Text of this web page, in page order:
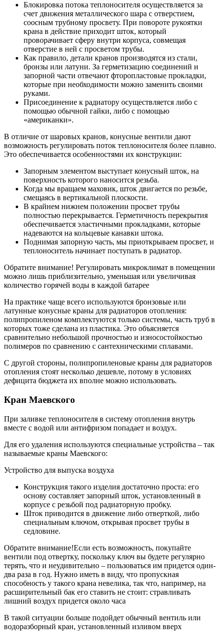
Блокировка потока теплоносителя осуществляется за
счет движения металлического шара с отверстием,
соосным трубному просвету. При повороте рукоятки
крана в действие приходит шток, который
проворачивает сферу внутри корпуса, совмещая
отверстие в ней с просветом трубы.
Как правило, детали кранов производятся из стали,
бронзы или латуни. За герметизацию соединений и
запорной части отвечают фторопластовые прокладки,
которые при необходимости можно заменить своими
руками.
Присоединение к радиатору осуществляется либо с
помощью обычной гайки, либо с помощью
«американки».
В отличие от шаровых кранов, конусные вентили дают
возможность регулировать поток теплоносителя более плавно.
Это обеспечивается особенностями их конструкции:
Запорным элементом выступает конусный шток, на
поверхность которого наносится резьба.
Когда мы вращаем маховик, шток двигается по резьбе,
смещаясь в вертикальной плоскости.
В крайнем нижнем положении просвет трубы
полностью перекрывается. Герметичность перекрытия
обеспечивается эластичными прокладками, которые
надеваются на кольцевые канавки штока.
Поднимая запорную часть, мы приоткрываем просвет, и
теплоноситель начинает поступать в радиатор.
Обратите внимание! Регулировать микроклимат в помещении
можно лишь приблизительно, уменьшая или увеличивая
количество горячей воды в каждой батарее
На практике чаще всего используются бронзовые или
латунные конусные краны для радиаторов отопления:
полипропиленом комплектуются только системы, часть труб в
которых тоже сделана из пластика. Это объясняется
сравнительно небольшой прочностью и износостойкостью
полимеров по сравнению с сантехническими сплавами.
С другой стороны, полипропиленовые краны для радиаторов
отопления стоят несколько дешевле, потому в условиях
дефицита бюджета их вполне можно использовать.
Кран Маевского
При заливке теплоносителя в систему отопления внутрь
вместе с водой или антифризом попадает и воздух.
Для его удаления используются специальные устройства – так
называемые краны Маевского:
Устройство для выпуска воздуха
Конструкция такого изделия достаточно проста: его
основу составляет запорный шток, установленный в
корпусе с резьбой под радиаторную пробку.
Шток приводится в движение либо отверткой, либо
специальным ключом, открывая просвет трубы в
седловине.
Обратите внимание!Если есть возможность, покупайте
вентили под отвертку, поскольку ключ вы будете регулярно
терять, что и неудивительно – пользоваться им придется один-
два раза в год. Нужно иметь в виду, что пропускная
способность у такого крана невелика, так что, например, на
расширительный бак его ставить не стоит: стравливать
лишний воздух придется около часа
В такой ситуации больше подойдет обычный вентиль или
водоразборный кран, установленный изливом вверх